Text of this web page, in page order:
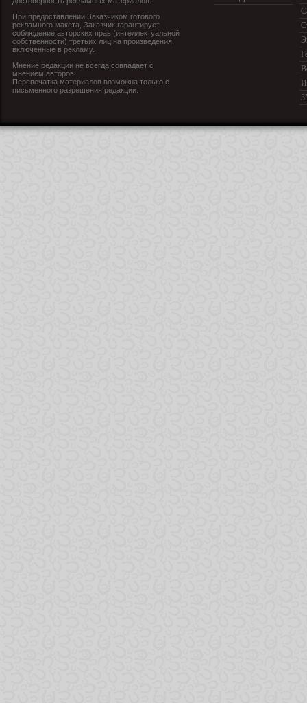
При предоставлении Заказчиком готового
рекламного макета, Заказчик гарантирует
соблюдение авторских прав (интеллектуальной
собственности) третьих лиц на произведения,
включенные в рекламу.
Мнение редакции не всегда совпадает с
мнением авторов.
Перепечатка материалов возможна только с
письменного разрешения редакции.